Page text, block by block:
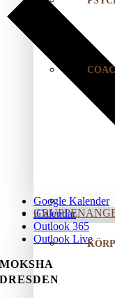
Google Kalender
iCalendar
Outlook 365
Outlook Live
MOKSHA
DRESDEN